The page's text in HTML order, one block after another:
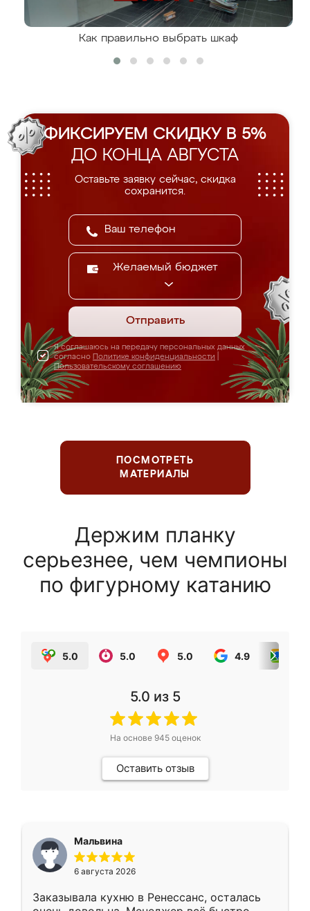
Как правильно выбрать шкаф
ФИКСИРУЕМ СКИДКУ В 5%
ДО КОНЦА АВГУСТА
Оставьте заявку сейчас, скидка
сохранится.
Желаемый бюджет
Отправить
Я соглашаюсь на передачу персональных данных
согласно Политике конфиденциальности
Пользовательскому соглашению
ПОСМОТРЕТЬ
МАТЕРИАЛЫ
Держим планку
серьезнее, чем чемпионы
по фигурному катанию
5.0 5.0 5.0 4.9
5.0 из 5
На основе 945оценок
Оставить отзыв
Мальвина
6 августа 2026
Заказывала кухню в Ренессанс, осталась